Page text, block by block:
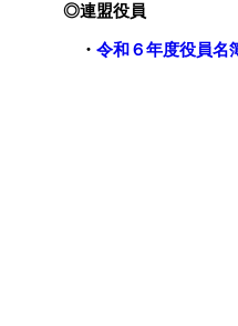
◎連盟役員
・ 令和６年度役員名